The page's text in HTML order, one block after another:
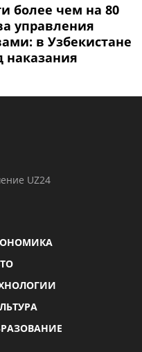
более чем на 80
управления
в Узбекистане
UZ24